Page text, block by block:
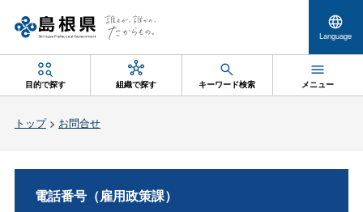
Language
目的で探す 組織で探す キーワード検索 メニュー
トップ> お問合せ
電話番号（雇用政策課）